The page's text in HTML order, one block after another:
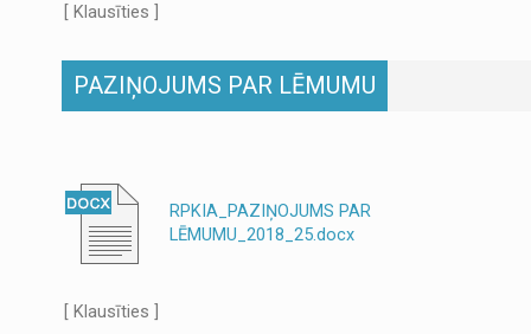
[ Klausīties ]
PAZIŅOJUMS PAR LĒMUMU
RPKIA_PAZIŅOJUMS PAR
LĒMUMU_2018_25.docx
[ Klausīties ]